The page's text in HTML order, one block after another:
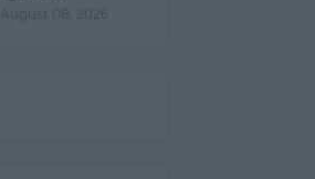
August 08, 2026